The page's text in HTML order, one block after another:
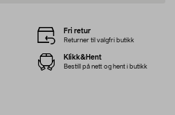
Fri retur
Returner til valgfri butikk
Klikk&Hent
Bestill på nett og hent i butikk